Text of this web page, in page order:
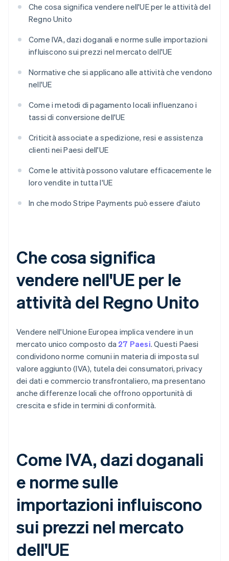
Che cosa significa vendere nell'UE per le attività del
Regno Unito
Come IVA, dazi doganali e norme sulle importazioni
influiscono sui prezzi nel mercato dell'UE
Normative che si applicano alle attività che vendono
nell'UE
Come i metodi di pagamento locali influenzano i
tassi di conversione dell'UE
Criticità associate a spedizione, resi e assistenza
clienti nei Paesi dell'UE
Come le attività possono valutare efficacemente le
loro vendite in tutta l'UE
In che modo Stripe Payments può essere d'aiuto
Che cosa significa
vendere nell'UE per le
attività del Regno Unito
Vendere nell'Unione Europea implica vendere in un
mercato unico composto da 27 Paesi. Questi Paesi
condividono norme comuni in materia di imposta sul
valore aggiunto (IVA), tutela dei consumatori, privacy
dei dati e commercio transfrontaliero, ma presentano
anche differenze locali che offrono opportunità di
crescita e sfide in termini di conformità.
Come IVA, dazi doganali
e norme sulle
importazioni influiscono
sui prezzi nel mercato
dell'UE